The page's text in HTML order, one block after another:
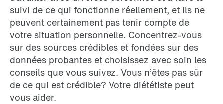
suivi de ce qui fonctionne réellement, et ils ne
peuvent certainement pas tenir compte de
votre situation personnelle. Concentrez-vous
sur des sources crédibles et fondées sur des
données probantes et choisissez avec soin les
conseils que vous suivez. Vous n’êtes pas sûr
de ce qui est crédible? Votre diététiste peut
vous aider.